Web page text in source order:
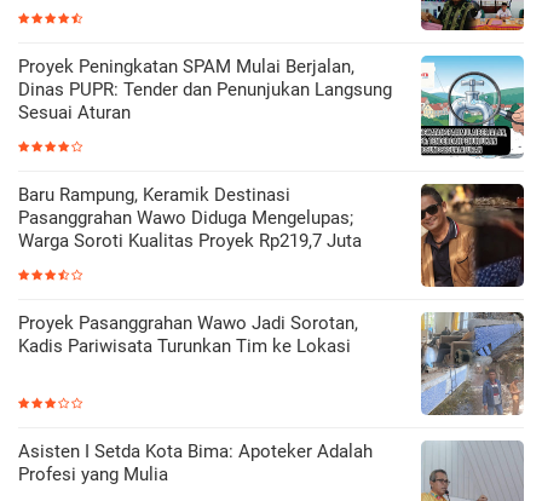
Proyek Peningkatan SPAM Mulai Berjalan,
Dinas PUPR: Tender dan Penunjukan Langsung
Sesuai Aturan
Baru Rampung, Keramik Destinasi
Pasanggrahan Wawo Diduga Mengelupas;
Warga Soroti Kualitas Proyek Rp219,7 Juta
Proyek Pasanggrahan Wawo Jadi Sorotan,
Kadis Pariwisata Turunkan Tim ke Lokasi
Asisten I Setda Kota Bima: Apoteker Adalah
Profesi yang Mulia